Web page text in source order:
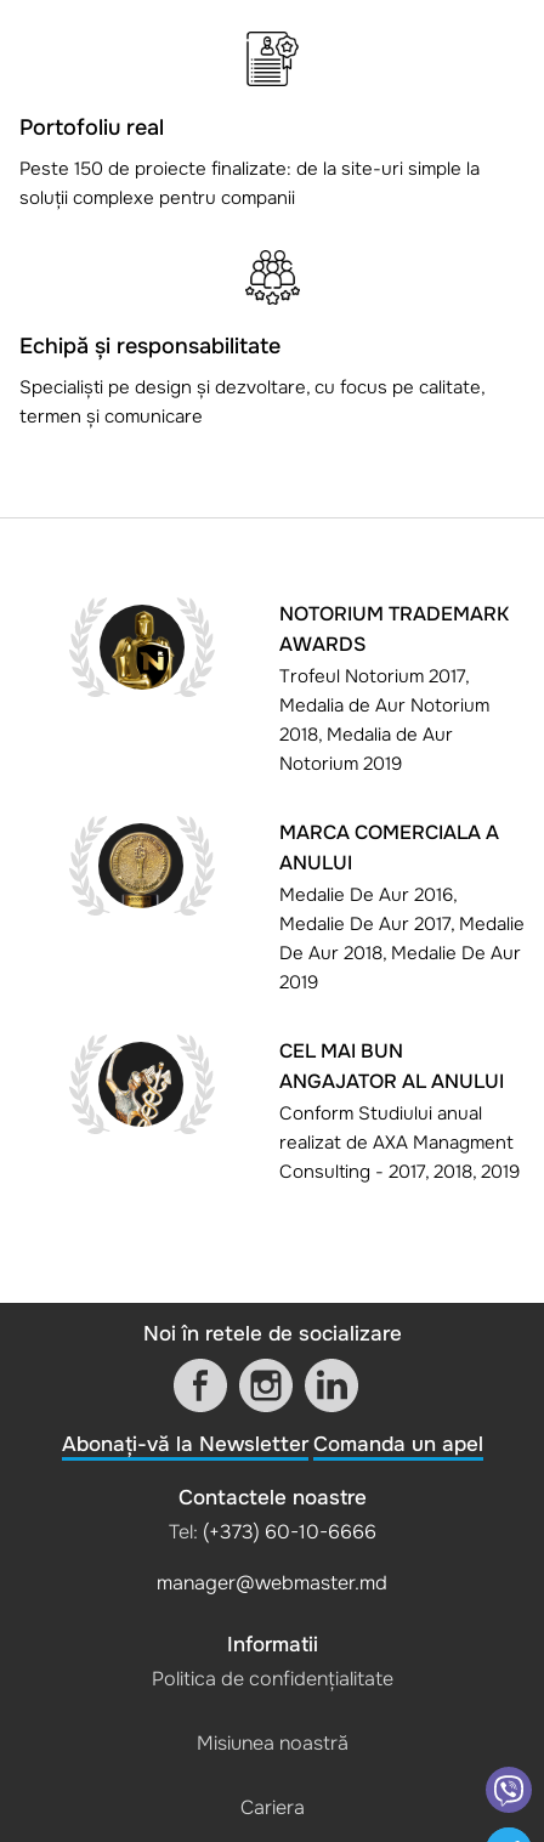
Portofoliu real
Peste 150 de proiecte finalizate: de la site-uri simple la
soluții complexe pentru companii
Echipă și responsabilitate
Specialiști pe design și dezvoltare, cu focus pe calitate,
termen și comunicare
NOTORIUM TRADEMARK
AWARDS
Trofeul Notorium 2017,
Medalia de Aur Notorium
2018, Medalia de Aur
Notorium 2019
MARCA COMERCIALA A
ANULUI
Medalie De Aur 2016,
Medalie De Aur 2017, Medalie
De Aur 2018, Medalie De Aur
2019
CEL MAI BUN
ANGAJATOR AL ANULUI
Conform Studiului anual
realizat de AXA Managment
Consulting - 2017, 2018, 2019
Noi în retele de socializare
Abonați-vă la Newsletter Comanda un apel
Contactele noastre
Tel: (+373) 60-10-6666
manager@webmaster.md
Informatii
Politica de confidențialitate
Misiunea noastră
Cariera